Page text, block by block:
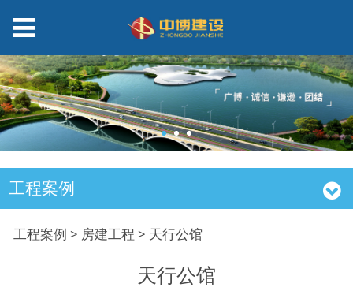
工程案例
天行公馆
工程案例 > 房建工程 > 天行公馆
天行公馆